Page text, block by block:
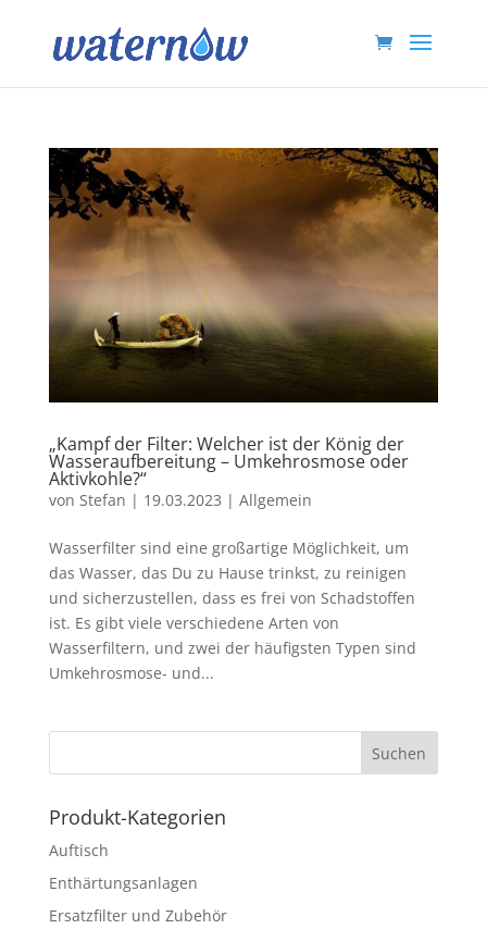
„Kampf der Filter: Welcher ist der König der
Wasseraufbereitung – Umkehrosmose oder
Aktivkohle?“
von Stefan | 19.03.2023 | Allgemein
Wasserfilter sind eine großartige Möglichkeit, um
das Wasser, das Du zu Hause trinkst, zu reinigen
und sicherzustellen, dass es frei von Schadstoffen
ist. Es gibt viele verschiedene Arten von
Wasserfiltern, und zwei der häufigsten Typen sind
Umkehrosmose- und...
Produkt-Kategorien
Auftisch
Enthärtungsanlagen
Ersatzfilter und Zubehör